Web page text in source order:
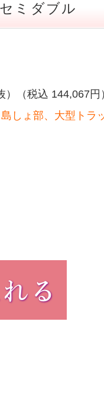
ミダブル
）（税込 144,067円
しょ部、大型トラ